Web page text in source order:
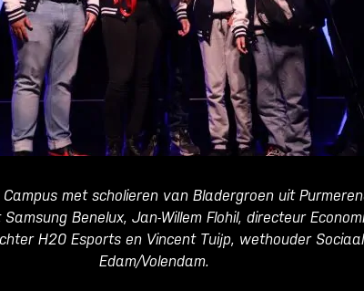
met scholieren van Bladergroen uit
Benelux, Jan-Willem Flohil, directeur
H20 Esports en Vincent Tuijp, wethouder
Edam/Volendam.